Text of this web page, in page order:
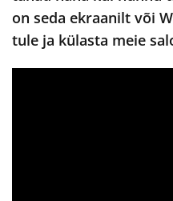
on seda ekraanilt või
tule ja külasta meie